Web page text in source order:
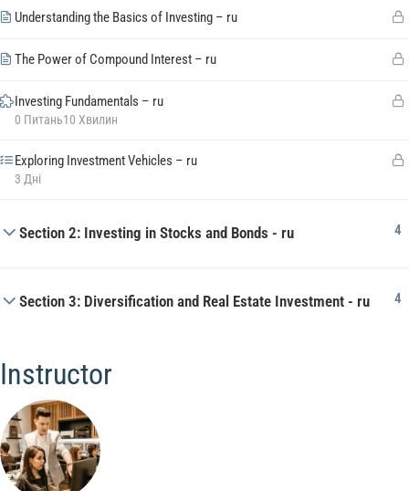
Understanding the Basics of Investing – ru
The Power of Compound Interest – ru
Investing Fundamentals – ru
10 Хвилин
0 Питань
Exploring Investment Vehicles – ru
3 Дні
Section 2: Investing in Stocks and Bonds - ru 4
Section 3: Diversification and Real Estate Investment - ru 4
Instructor